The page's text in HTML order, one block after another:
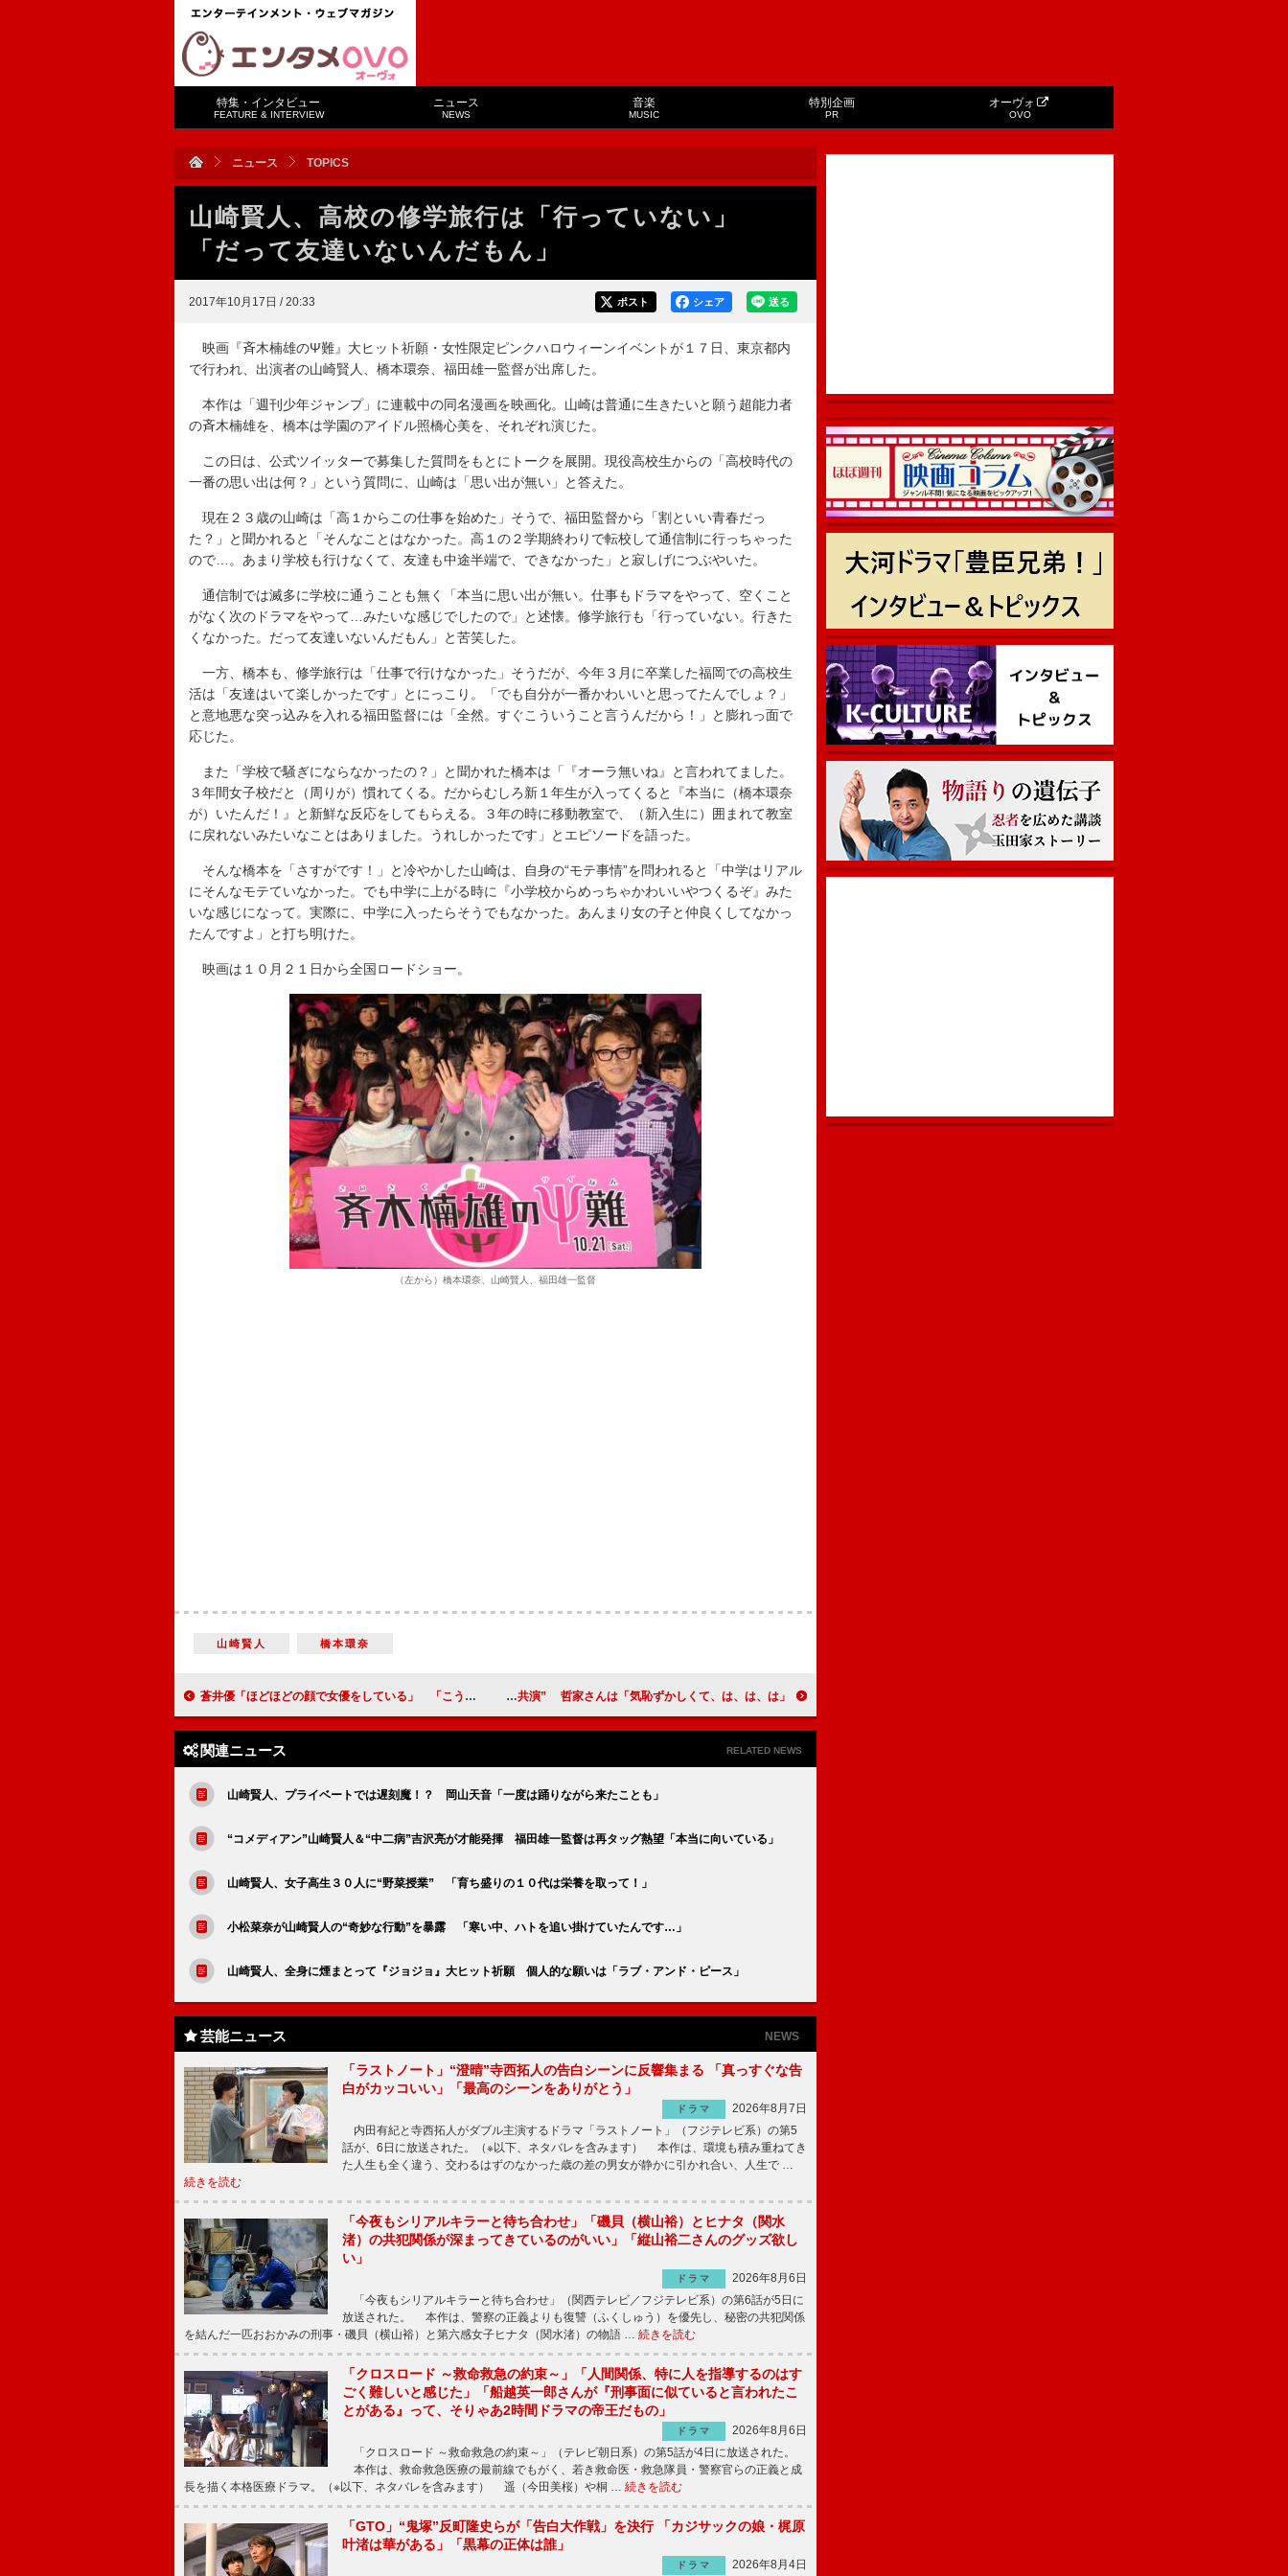
特集・インタビュー
FEATURE & INTERVIEW
ニュース
NEWS
音楽
MUSIC
特別企画
PR
オーヴォ
OVO
ニュース TOPICS
山崎賢人、高校の修学旅行は「行っていない」
「だって友達いないんだもん」
2017年10月17日 / 20:33 送る
シェア
ポスト
映画『斉木楠雄のΨ難』大ヒット祈願・女性限定ピンクハロウィーンイベントが１７日、東京都内
で行われ、出演者の山崎賢人、橋本環奈、福田雄一監督が出席した。
本作は「週刊少年ジャンプ」に連載中の同名漫画を映画化。山崎は普通に生きたいと願う超能力者
の斉木楠雄を、橋本は学園のアイドル照橋心美を、それぞれ演じた。
この日は、公式ツイッターで募集した質問をもとにトークを展開。現役高校生からの「高校時代の
一番の思い出は何？」という質問に、山崎は「思い出が無い」と答えた。
現在２３歳の山崎は「高１からこの仕事を始めた」そうで、福田監督から「割といい青春だっ
た？」と聞かれると「そんなことはなかった。高１の２学期終わりで転校して通信制に行っちゃった
ので…。あまり学校も行けなくて、友達も中途半端で、できなかった」と寂しげにつぶやいた。
通信制では滅多に学校に通うことも無く「本当に思い出が無い。仕事もドラマをやって、空くこと
がなく次のドラマをやって…みたいな感じでしたので」と述懐。修学旅行も「行っていない。行きた
くなかった。だって友達いないんだもん」と苦笑した。
一方、橋本も、修学旅行は「仕事で行けなかった」そうだが、今年３月に卒業した福岡での高校生
活は「友達はいて楽しかったです」とにっこり。「でも自分が一番かわいいと思ってたんでしょ？」
と意地悪な突っ込みを入れる福田監督には「全然。すぐこういうこと言うんだから！」と膨れっ面で
応じた。
また「学校で騒ぎにならなかったの？」と聞かれた橋本は「『オーラ無いね』と言われてました。
３年間女子校だと（周りが）慣れてくる。だからむしろ新１年生が入ってくると『本当に（橋本環奈
が）いたんだ！』と新鮮な反応をしてもらえる。３年の時に移動教室で、（新入生に）囲まれて教室
に戻れないみたいなことはありました。うれしかったです」とエピソードを語った。
そんな橋本を「さすがです！」と冷やかした山崎は、自身の“モテ事情”を問われると「中学はリアル
にそんなモテていなかった。でも中学に上がる時に『小学校からめっちゃかわいいやつくるぞ』みた
いな感じになって。実際に、中学に入ったらそうでもなかった。あんまり女の子と仲良くしてなかっ
たんですよ」と打ち明けた。
映画は１０月２１日から全国ロードショー。
（左から）橋本環奈、山崎賢人、福田雄一監督
山崎賢人 橋本環奈
蒼井優「ほどほどの顔で女優をしている」 「こういう顔って芸能界にいそうでいない」 小栗旬、父・哲家さんと初“共演” 哲家さんは「気恥ずかしくて、は、は、は」
関連ニュース RELATED NEWS
山崎賢人、プライベートでは遅刻魔！？ 岡山天音「一度は踊りながら来たことも」
“コメディアン”山崎賢人＆“中二病”吉沢亮が才能発揮 福田雄一監督は再タッグ熱望「本当に向いている」
山崎賢人、女子高生３０人に“野菜授業” 「育ち盛りの１０代は栄養を取って！」
小松菜奈が山崎賢人の“奇妙な行動”を暴露 「寒い中、ハトを追い掛けていたんです…」
山崎賢人、全身に煙まとって『ジョジョ』大ヒット祈願 個人的な願いは「ラブ・アンド・ピース」
芸能ニュース NEWS
「ラストノート」“澄晴”寺西拓人の告白シーンに反響集まる 「真っすぐな告
白がカッコいい」「最高のシーンをありがとう」
ドラマ
2026年8月7日
内田有紀と寺西拓人がダブル主演するドラマ「ラストノート」（フジテレビ系）の第5
話が、6日に放送された。（※以下、ネタバレを含みます） 本作は、環境も積み重ねてき
た人生も全く違う、交わるはずのなかった歳の差の男女が静かに引かれ合い、人生で …
続きを読む
「今夜もシリアルキラーと待ち合わせ」「磯貝（横山裕）とヒナタ（関水
渚）の共犯関係が深まってきているのがいい」「縦山裕二さんのグッズ欲し
い」
ドラマ
2026年8月6日
「今夜もシリアルキラーと待ち合わせ」（関西テレビ／フジテレビ系）の第6話が5日に
放送された。 本作は、警察の正義よりも復讐（ふくしゅう）を優先し、秘密の共犯関係
を結んだ一匹おおかみの刑事・磯貝（横山裕）と第六感女子ヒナタ（関水渚）の物語 … 続きを読む
「クロスロード ～救命救急の約束～」「人間関係、特に人を指導するのはす
ごく難しいと感じた」「船越英一郎さんが『刑事面に似ていると言われたこ
とがある』って、そりゃあ2時間ドラマの帝王だもの」
ドラマ
2026年8月6日
「クロスロード ～救命救急の約束～」（テレビ朝日系）の第5話が4日に放送された。
本作は、救命救急医療の最前線でもがく、若き救命医・救急隊員・警察官らの正義と成
長を描く本格医療ドラマ。（※以下、ネタバレを含みます） 遥（今田美桜）や桐 … 続きを読む
「GTO」“鬼塚”反町隆史らが「告白大作戦」を決行 「カジサックの娘・梶原
叶渚は華がある」「黒幕の正体は誰」
ドラマ 2026年8月4日